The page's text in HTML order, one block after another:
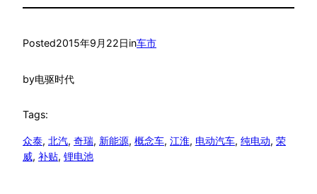
Posted2015年9月22日in车市
by电驱时代
Tags:
众泰, 北汽, 奇瑞, 新能源, 概念车, 江淮, 电动汽车, 纯电动, 荣
威, 补贴, 锂电池